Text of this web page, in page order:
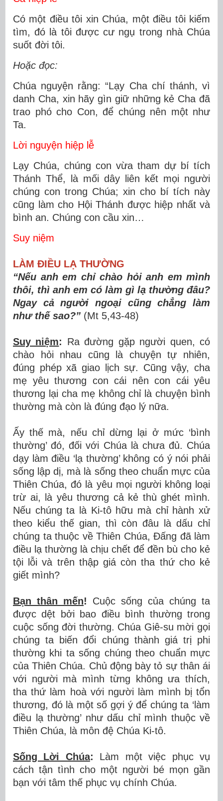
Có một điều tôi xin Chúa, một điều tôi kiếm
tìm, đó là tôi được cư ngụ trong nhà Chúa
suốt đời tôi.
Hoặc đọc:
Chúa nguyện rằng: “Lạy Cha chí thánh, vì
danh Cha, xin hãy gìn giữ những kẻ Cha đã
trao phó cho Con, để chúng nên một như
Ta.
Lời nguyện hiệp lễ
Lạy Chúa, chúng con vừa tham dự bí tích
Thánh Thể, là mối dây liên kết mọi người
chúng con trong Chúa; xin cho bí tích này
cũng làm cho Hội Thánh được hiệp nhất và
bình an. Chúng con cầu xin…
Suy niệm
LÀM ĐIỀU LẠ THƯỜNG
“Nếu anh em chỉ chào hỏi anh em mình
thôi, thì anh em có làm gì lạ thường đâu?
Ngay cả người ngoại cũng chẳng làm
như thế sao?” (Mt 5,43-48)
Suy niệm: Ra đường gặp người quen, có
chào hỏi nhau cũng là chuyện tự nhiên,
đúng phép xã giao lịch sự. Cũng vậy, cha
mẹ yêu thương con cái nên con cái yêu
thương lại cha mẹ không chỉ là chuyện bình
thường mà còn là đúng đạo lý nữa.
Ấy thế mà, nếu chỉ dừng lại ở mức ‘bình
thường’ đó, đối với Chúa là chưa đủ. Chúa
dạy làm điều ‘lạ thường’ không có ý nói phải
sống lập dị, mà là sống theo chuẩn mực của
Thiên Chúa, đó là yêu mọi người không loại
trừ ai, là yêu thương cả kẻ thù ghét mình.
Nếu chúng ta là Ki-tô hữu mà chỉ hành xử
theo kiểu thế gian, thì còn đâu là dấu chỉ
chúng ta thuộc về Thiên Chúa, Đấng đã làm
điều lạ thường là chịu chết để đền bù cho kẻ
tội lỗi và trên thập giá còn tha thứ cho kẻ
giết mình?
Bạn thân mến! Cuộc sống của chúng ta
được dệt bởi bao điều bình thường trong
cuộc sống đời thường. Chúa Giê-su mời gọi
chúng ta biến đổi chúng thành giá trị phi
thường khi ta sống chúng theo chuẩn mực
của Thiên Chúa. Chủ động bày tỏ sự thân ái
với người mà mình từng không ưa thích,
tha thứ làm hoà với người làm mình bị tổn
thương, đó là một số gợi ý để chúng ta ‘làm
điều lạ thường’ như dấu chỉ mình thuộc về
Thiên Chúa, là môn đệ Chúa Ki-tô.
Sống Lời Chúa: Làm một việc phục vụ
cách tận tình cho một người bé mọn gần
bạn với tâm thế phục vụ chính Chúa.